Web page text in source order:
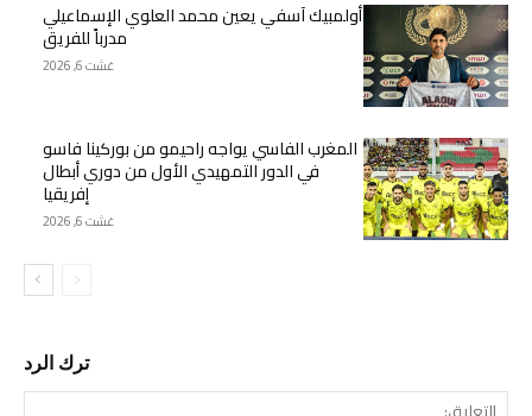
أولمبيك آسفي يعين محمد العلوي الإسماعيلي
مدرباً للفريق
غشت 6, 2026
المغرب الفاسي يواجه راحيمو من بوركينا فاسو
في الدور التمهيدي الأول من دوري أبطال
إفريقيا
غشت 6, 2026
ترك الرد